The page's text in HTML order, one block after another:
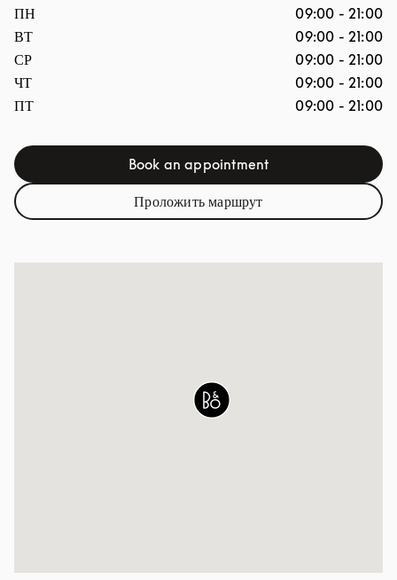
ПН
09:00 - 21:00
ВТ
09:00 - 21:00
СР
09:00 - 21:00
ЧТ
09:00 - 21:00
ПТ
09:00 - 21:00
Book an appointmentLink Opens in New Tab
Проложить маршрутLink Opens in New Tab